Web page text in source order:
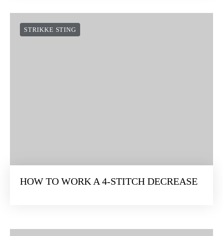
STRIKKE STING
HOW TO WORK A 4-STITCH DECREASE